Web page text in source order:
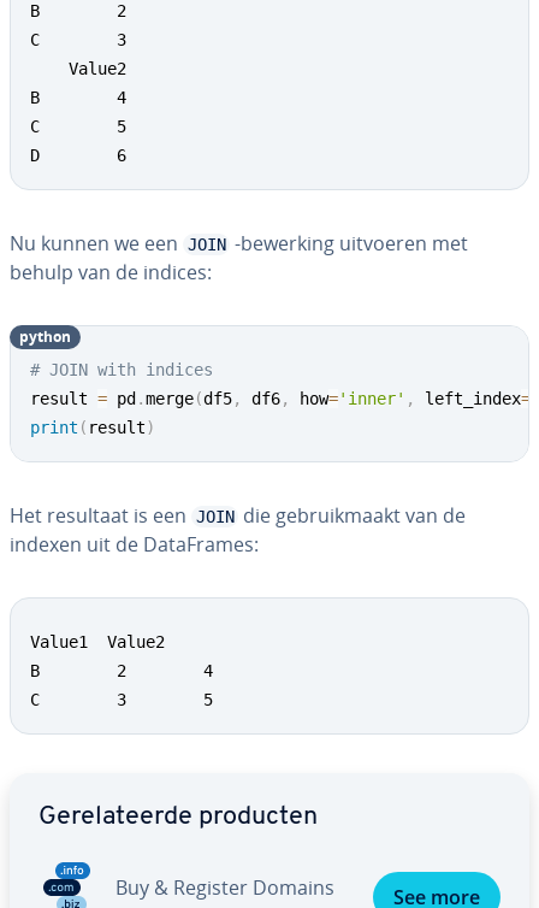
B        2
C        3
    Value2
B        4
C        5
D        6
Nu kunnen we een JOIN -bewerking uitvoeren met
behulp van de indices:
# JOIN with indices
result = pd .merge(df5, df6, how='inner' , left_index=
print ( result)
python
Het resultaat is een JOIN die ge­bruik­maakt van de
indexen uit de Da­taF­ra­mes:
Value1  Value2
B        2        4
C        3        5
Ge­re­la­teer­de producten
Buy & Register Domains See more